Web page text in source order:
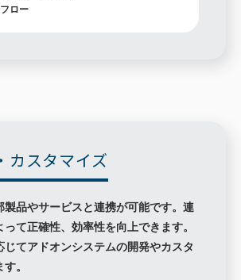
ロー
カスタマイズ
製品やサービスと連携が可能です。連
て正確性、効率性を向上できます。
じてアドオンシステムの開発やカスタ
。